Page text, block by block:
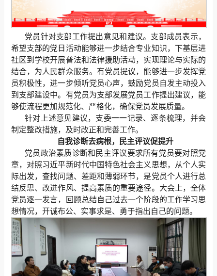
党员针对支部工作提出意见和建议。支部成员表示，
希望支部的党日活动能够进一步结合专业知识，下基层进
社区到学校开展普法和法律援助活动，实现理论与实际的
结合，为人民群众服务。有党员提议，能够进一步发挥党
员积极性，进一步倾听党员心声，鼓励党员自发主动投入
到支部建设中。有党员为支部发展党员工作提出建议，能
够使流程更加规范化、严格化，确保党员发展质量。
针对上述意见建议，支委一一记录、逐条梳理，并会
制定整改措施，及时改正和完善工作。
自我诊断去病根，民主评议促提升
党员政治素质诊断和民主评议要求所有党员要对照党
章，对照习近平新时代中国特色社会主义思想，从个人实
际出发，查找问题、差距和薄弱环节，是党员个人进行总
结反思、改进作风、提高素质的重要途径。大会上，全体
党员逐一发言，回顾总结自己过去一个阶段的工作学习思
想情况，开诚布公、实事求是、勇于指出自己的问题。